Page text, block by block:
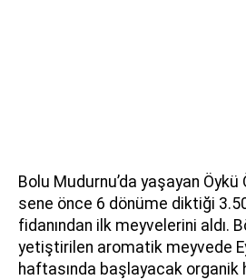
Bolu Mudurnu’da yaşayan Öykü
sene önce 6 dönüme diktiği
fidanından ilk meyvelerini aldı.
yetiştirilen aromatik meyvede
haftasında başlayacak organik